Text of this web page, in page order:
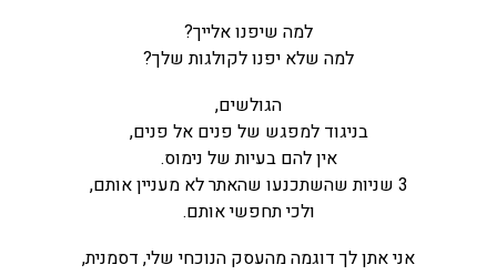
למה שיפנו אלייך?
למה שלא יפנו לקולגות שלך?
הגולשים,
בניגוד למפגש של פנים אל פנים,
אין להם בעיות של נימוס.
3 שניות שהשתכנעו שהאתר לא מעניין אותם,
ולכי תחפשי אותם.
אני אתן לך דוגמה מהעסק הנוכחי שלי, דסמנית,